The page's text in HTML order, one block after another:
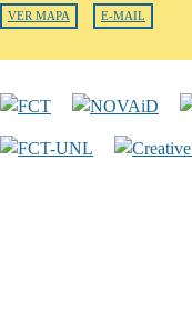
VER MAPA E-MAIL